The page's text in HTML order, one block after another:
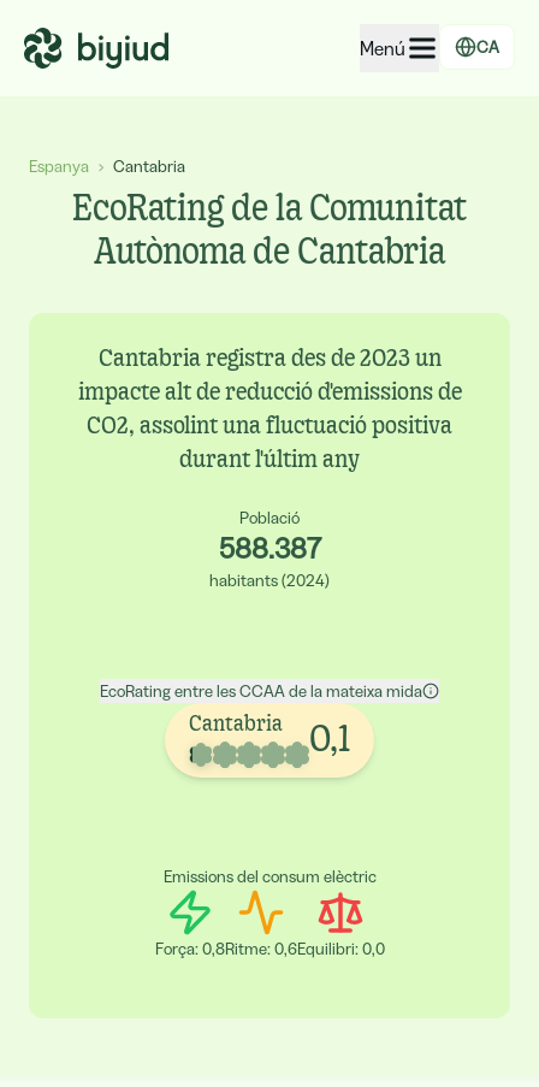
Menú
EcoRating de territoris
Per a persones
Per a administracions
Per a empreses
CA
Espanya › Cantabria
EcoRating de la Comunitat
Autònoma de Cantabria
Cantabria registra des de 2023 un
impacte alt de reducció d'emissions de
CO2, assolint una fluctuació positiva
durant l'últim any
Població
588.387
habitants(2024)
EcoRating entre les CCAA de la mateixa mida
Cantabria
0,1
Emissions del consum elèctric
Força:0,8Ritme:0,6Equilibri:0,0